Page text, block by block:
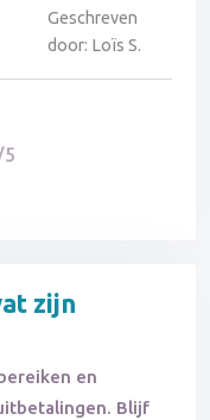
Geschreven
door: Loïs S.
zijn
en
Blijf